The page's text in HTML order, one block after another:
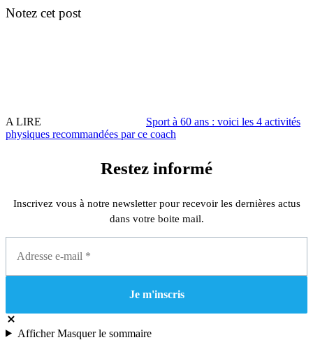
Notez cet post
A LIRE
Sport à 60 ans : voici les 4 activités
physiques recommandées par ce coach
Restez informé
Inscrivez vous à notre newsletter pour recevoir les dernières actus
dans votre boite mail.
AfficherMasquerle sommaire